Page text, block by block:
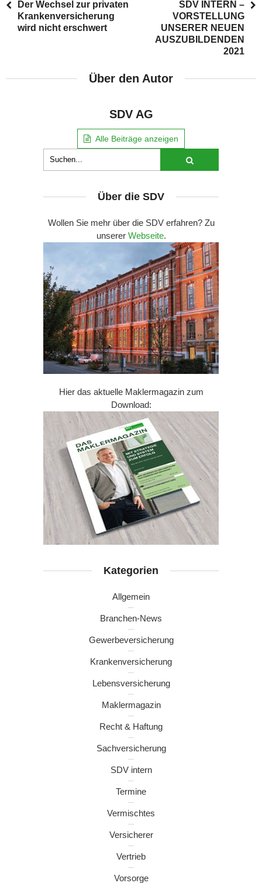
Der Wechsel zur privaten
Krankenversicherung
wird nicht erschwert
SDV INTERN –
VORSTELLUNG
UNSERER NEUEN
AUSZUBILDENDEN
2021
Über den Autor
SDV AG
Alle Beiträge anzeigen
Über die SDV
Wollen Sie mehr über die SDV erfahren? Zu
unserer Webseite.
Hier das aktuelle Maklermagazin zum
Download:
Kategorien
Allgemein
Branchen-News
Gewerbeversicherung
Krankenversicherung
Lebensversicherung
Maklermagazin
Recht & Haftung
Sachversicherung
SDV intern
Termine
Vermischtes
Versicherer
Vertrieb
Vorsorge